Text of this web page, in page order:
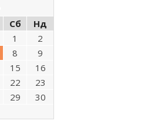
Сб
Нд
1
2
8
9
15
16
22
23
29
30